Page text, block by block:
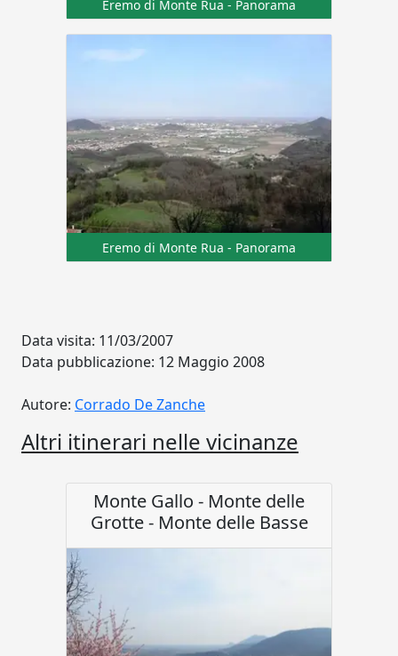
Eremo di Monte Rua - Panorama
Eremo di Monte Rua - Panorama
Data visita: 11/03/2007
Data pubblicazione: 12 Maggio 2008
Autore: Corrado De Zanche
Altri itinerari nelle vicinanze
Monte Gallo - Monte delle
Grotte - Monte delle Basse